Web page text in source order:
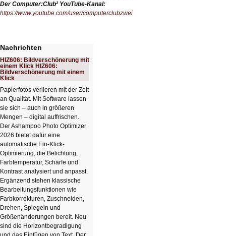
Der Computer:Club² YouTube-Kanal:
https://www.youtube.com/user/computerclubzwei
Nachrichten
HIZ606: Bildverschönerung mit
einem Klick HIZ606:
Bildverschönerung mit einem
Klick
Papierfotos verlieren mit der Zeit
an Qualität. Mit Software lassen
sie sich – auch in größeren
Mengen – digital auffrischen.
Der Ashampoo Photo Optimizer
2026 bietet dafür eine
automatische Ein-Klick-
Optimierung, die Belichtung,
Farbtemperatur, Schärfe und
Kontrast analysiert und anpasst.
Ergänzend stehen klassische
Bearbeitungsfunktionen wie
Farbkorrekturen, Zuschneiden,
Drehen, Spiegeln und
Größenänderungen bereit. Neu
sind die Horizontbegradigung